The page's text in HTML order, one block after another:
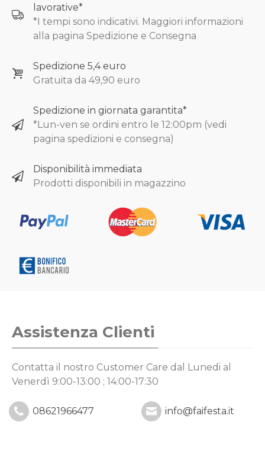
lavorative*
*I tempi sono indicativi. Maggiori informazioni
alla pagina Spedizione e Consegna
Spedizione 5,4 euro
Gratuita da 49,90 euro
Spedizione in giornata garantita*
*Lun-ven se ordini entro le 12:00pm (vedi
pagina spedizioni e consegna)
Disponibilità immediata
Prodotti disponibili in magazzino
Assistenza Clienti
Contatta il nostro Customer Care dal Lunedi al
Venerdì 9:00-13:00 ; 14:00-17:30
08621966477 info@faifesta.it